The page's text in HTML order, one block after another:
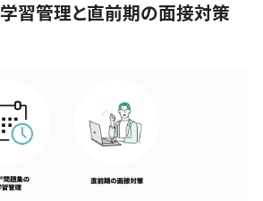
習管理と直前期の面接対策